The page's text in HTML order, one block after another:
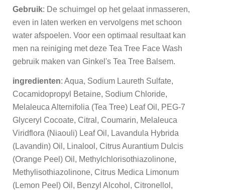
Gebruik: De schuimgel op het gelaat inmasseren,
even in laten werken en vervolgens met schoon
water afspoelen. Voor een optimaal resultaat kan
men na reiniging met deze Tea Tree Face Wash
gebruik maken van Ginkel's Tea Tree Balsem.
ingredienten: Aqua, Sodium Laureth Sulfate,
Cocamidopropyl Betaine, Sodium Chloride,
Melaleuca Alternifolia (Tea Tree) Leaf Oil, PEG-7
Glyceryl Cocoate, Citral, Coumarin, Melaleuca
Viridflora (Niaouli) Leaf Oil, Lavandula Hybrida
(Lavandin) Oil, Linalool, Citrus Aurantium Dulcis
(Orange Peel) Oil, Methylchlorisothiazolinone,
Methylisothiazolinone, Citrus Medica Limonum
(Lemon Peel) Oil, Benzyl Alcohol, Citronellol,